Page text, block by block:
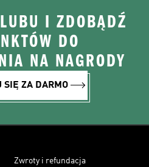
I ZDOBĄDŹ
DO
NA NAGRODY
SIĘ ZA DARMO
Zwroty i refundacja